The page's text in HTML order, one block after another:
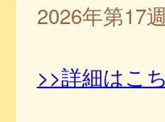
2026年第17
>>詳細はこ